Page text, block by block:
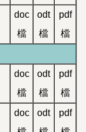
doc
檔
odt
檔
pdf
檔
doc
檔
odt
檔
pdf
檔
doc
odt
pdf